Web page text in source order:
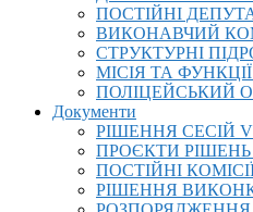
ПОСТІЙНІ
ВИКОНАВЧИЙ
СТРУКТУРНІ
МІСІЯ ТА
ПОЛІЦЕЙСЬКИЙ
Документи
РІШЕННЯ СЕСІЙ
ПРОЄКТИ РІШЕНЬ
ПОСТІЙНІ
РІШЕННЯ